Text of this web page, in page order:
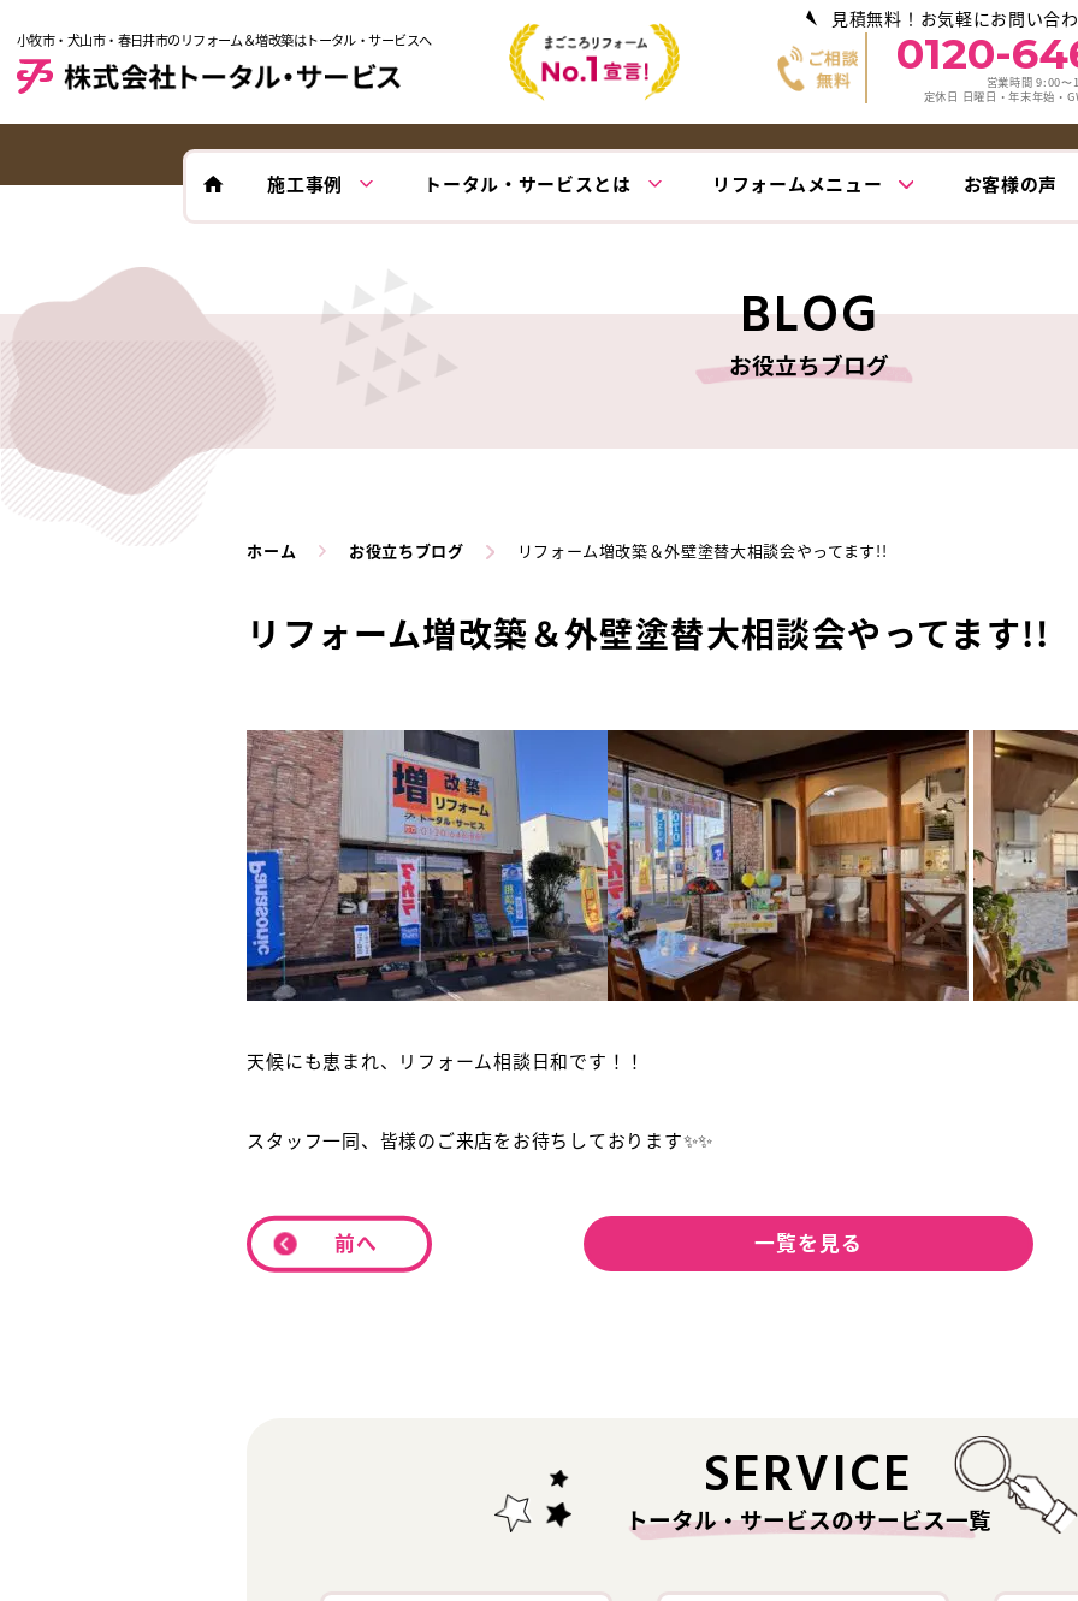
小牧市・犬山市・春日井市のリフォーム＆増改築はトータル・サービスへ
見積無料！お気軽にお問い合
0120-
営業時間 9:00〜
定休日 日曜日・年末年始・
施工事例 トータル・サービスとは リフォームメニュー お客様の声
BLOG
お役立ちブログ
ホーム お役立ちブログ リフォーム増改築＆外壁塗替大相談会やってます!!
リフォーム増改築＆外壁塗替大相談会やってます!!
天候にも恵まれ、リフォーム相談日和です！！
スタッフ一同、皆様のご来店をお待ちしております✨✨
前へ 一覧を見る
SERVICE
トータル・サービスのサービス一覧